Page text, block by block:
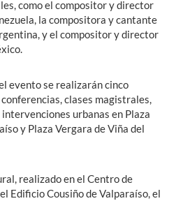
como el compositor y director
la compositora y cantante
y el compositor y director
evento se realizarán cinco
clases magistrales,
intervenciones urbanas en Plaza
y Plaza Vergara de Viña del
realizado en el Centro de
Edificio Cousiño de Valparaíso, el